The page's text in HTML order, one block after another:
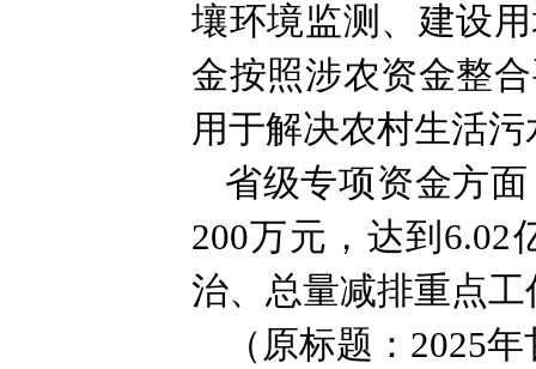
壤环境监测、建设
金按照涉农资金整
用于解决农村生活
省级专项资金方
200万元，达到
治、总量减排重点
（原标题：2025